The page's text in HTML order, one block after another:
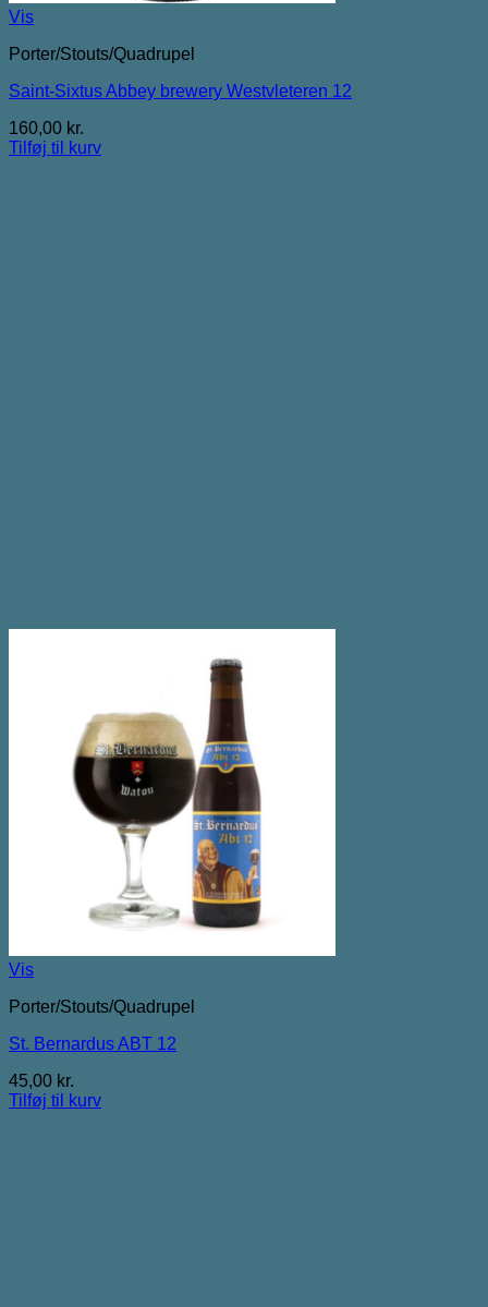
Vis
Porter/Stouts/Quadrupel
Saint-Sixtus Abbey brewery Westvleteren 12
160,00 kr.
Tilføj til kurv
Vis
Porter/Stouts/Quadrupel
St. Bernardus ABT 12
45,00 kr.
Tilføj til kurv